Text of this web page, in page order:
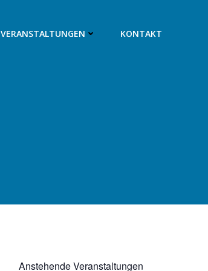
VERANSTALTUNGEN KONTAKT
Anstehende Veranstaltungen